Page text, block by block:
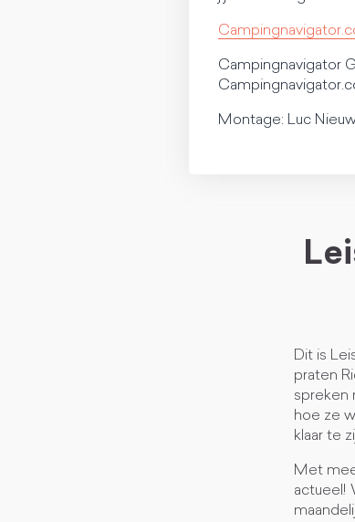
Campingnavigator
Montage: Luc
Dit is
praten
spreken
hoe ze
klaar te
Met
actueel!